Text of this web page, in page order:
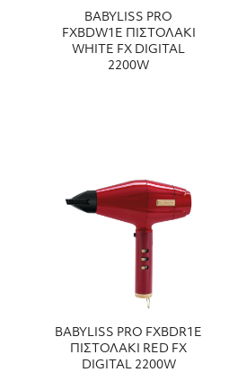
BABYLISS PRO
FXBDW1E ΠΙΣΤΟΛΑΚΙ
WHITE FX DIGITAL
2200W
BABYLISS PRO FXBDR1E
ΠΙΣΤΟΛΑΚΙ RED FX
DIGITAL 2200W